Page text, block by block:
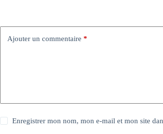
Ajouter un commentaire *
Enregistrer mon nom, mon e-mail et mon site